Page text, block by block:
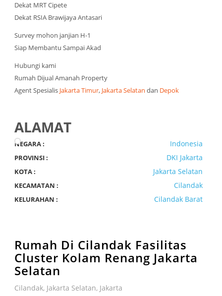
Dekat MRT Cipete
Dekat RSIA Brawijaya Antasari
Survey mohon janjian H-1
Siap Membantu Sampai Akad
Hubungi kami
Rumah Dijual Amanah Property
Agent Spesialis Jakarta Timur, Jakarta Selatan dan Depok
ALAMAT
NEGARA : Indonesia
PROVINSI : DKI Jakarta
KOTA : Jakarta Selatan
KECAMATAN : Cilandak
KELURAHAN : Cilandak Barat
Rumah Di Cilandak Fasilitas
Cluster Kolam Renang Jakarta
Selatan
Cilandak, Jakarta Selatan, Jakarta